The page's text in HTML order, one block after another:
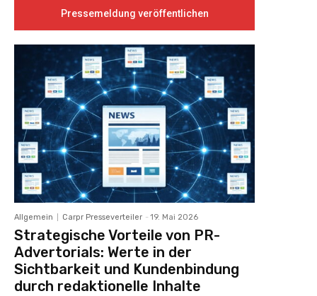
Pressemeldung veröffentlichen
Allgemein Carpr Presseverteiler - 19. Mai 2026
Strategische Vorteile von PR-
Advertorials: Werte in der
Sichtbarkeit und Kundenbindung
durch redaktionelle Inhalte